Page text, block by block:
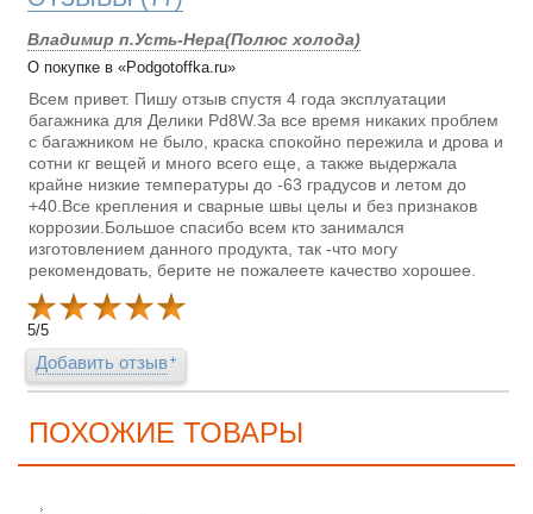
Владимир п.Усть-Нера(Полюс холода)
О покупке в «Podgotoffka.ru»
Всем привет. Пишу отзыв спустя 4 года эксплуатации
багажника для Делики Pd8W.За все время никаких проблем
с багажником не было, краска спокойно пережила и дрова и
сотни кг вещей и много всего еще, а также выдержала
крайне низкие температуры до -63 градусов и летом до
+40.Все крепления и сварные швы целы и без признаков
коррозии.Большое спасибо всем кто занимался
изготовлением данного продукта, так -что могу
рекомендовать, берите не пожалеете качество хорошее.
5/5
Добавить отзыв
ПОХОЖИЕ ТОВАРЫ